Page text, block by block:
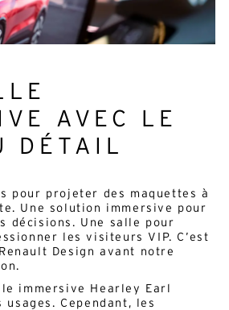
AVEC LE
DÉTAIL
pour projeter des maquettes à
Une solution immersive pour
décisions. Une salle pour
les visiteurs VIP. C’est
Design avant notre
immersive Hearley Earl
usages. Cependant, les